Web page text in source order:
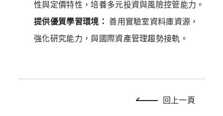
性與定價特性，培養多元投資與風險控管能力。
提供優質學習環境： 善用實驗室資料庫資源，
強化研究能力，與國際資產管理趨勢接軌。
回上一頁